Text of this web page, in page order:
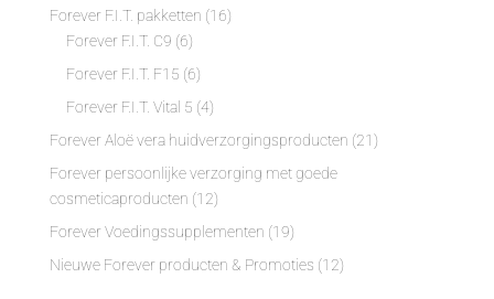
Forever F.I.T. pakketten (16)
Forever F.I.T. C9 (6)
Forever F.I.T. F15 (6)
Forever F.I.T. Vital 5 (4)
Forever Aloë vera huidverzorgingsproducten (21)
Forever persoonlijke verzorging met goede
cosmeticaproducten (12)
Forever Voedingssupplementen (19)
Nieuwe Forever producten & Promoties (12)